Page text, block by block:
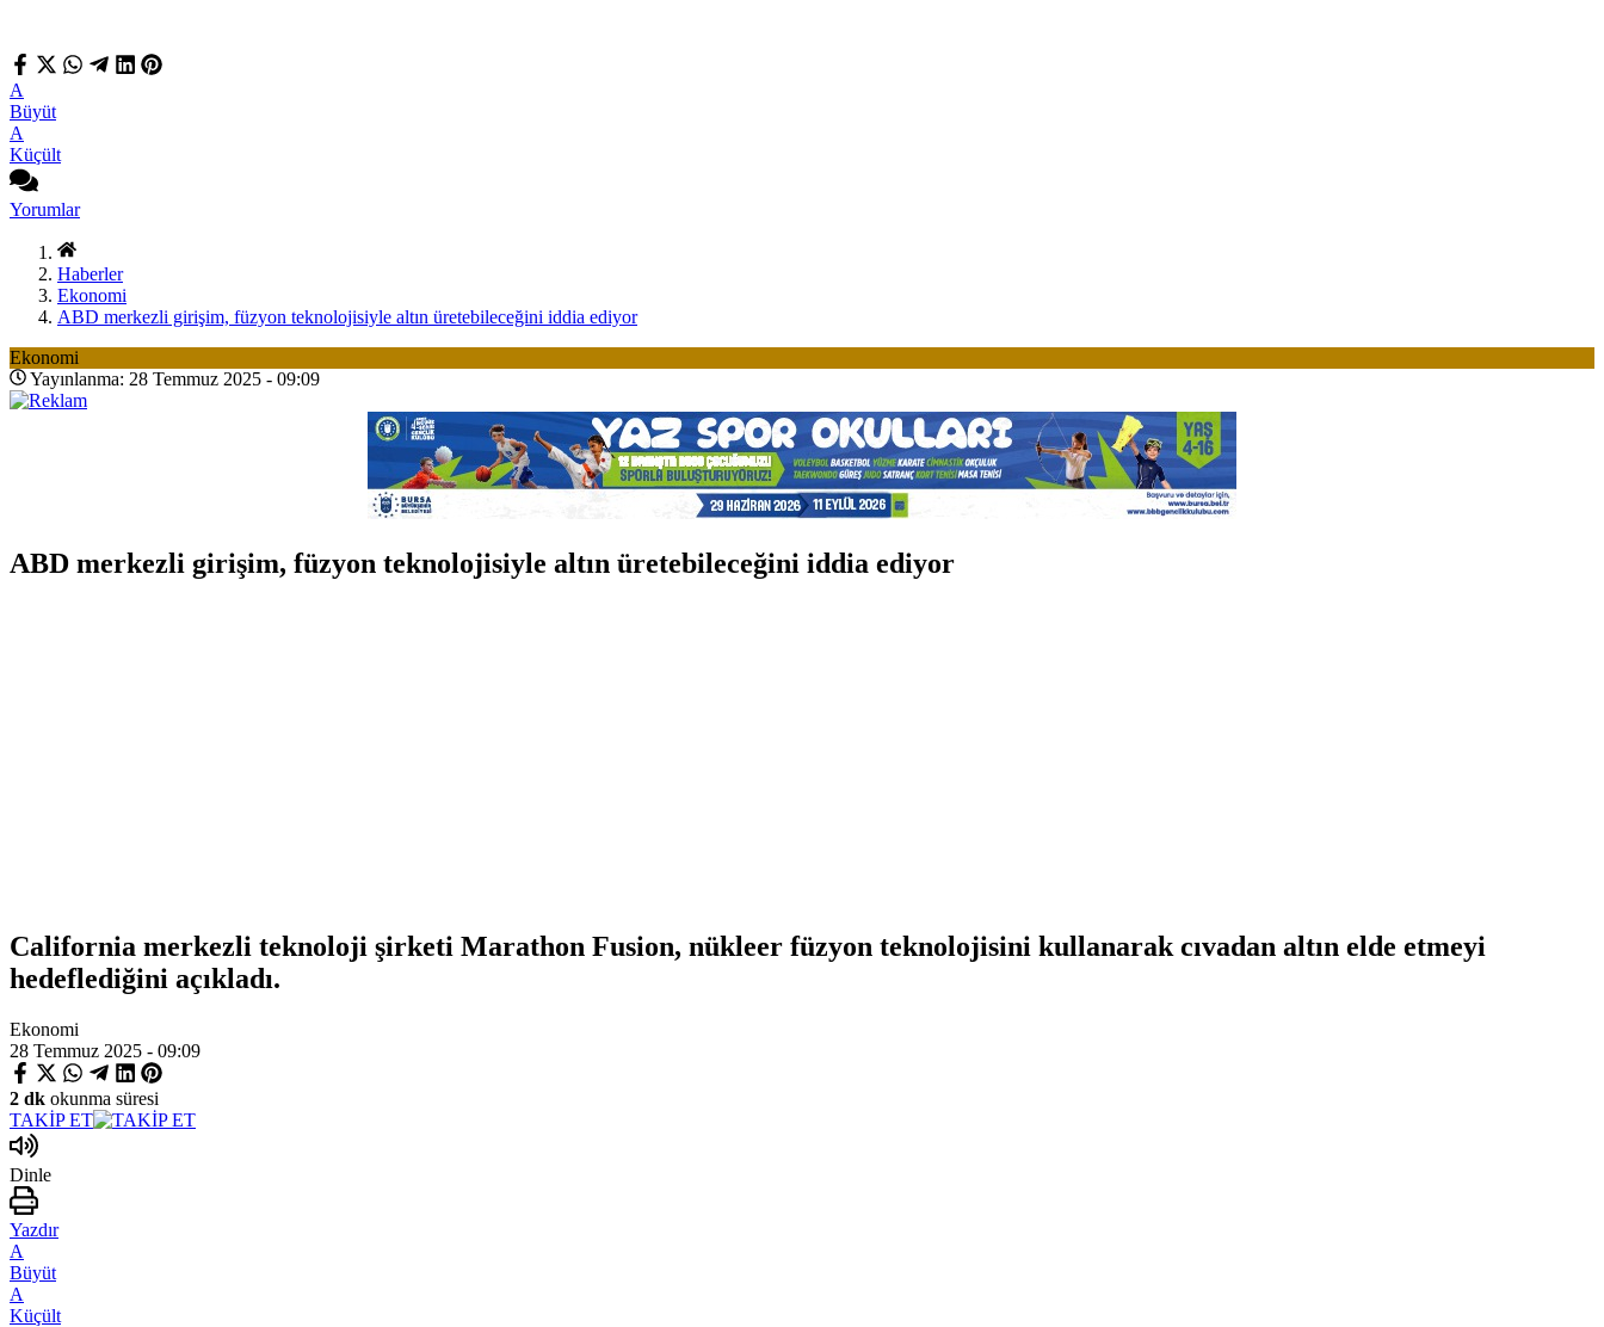
A
Büyüt
A
Küçült
Yorumlar
Haberler
Ekonomi
ABD merkezli girişim, füzyon teknolojisiyle altın üretebileceğini iddia ediyor
Ekonomi
Yayınlanma: 28 Temmuz 2025 - 09:09
ABD merkezli girişim, füzyon teknolojisiyle altın üretebileceğini iddia ediyor
California merkezli teknoloji şirketi Marathon Fusion, nükleer füzyon teknolojisini kullanarak cıvadan altın elde etmeyi
hedeflediğini açıkladı.
Ekonomi
28 Temmuz 2025 - 09:09
2 dk okunma süresi
TAKİP ET
Dinle
Yazdır
A
Büyüt
A
Küçült